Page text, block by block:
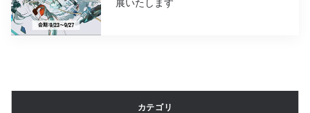
展いたします
カテゴリ